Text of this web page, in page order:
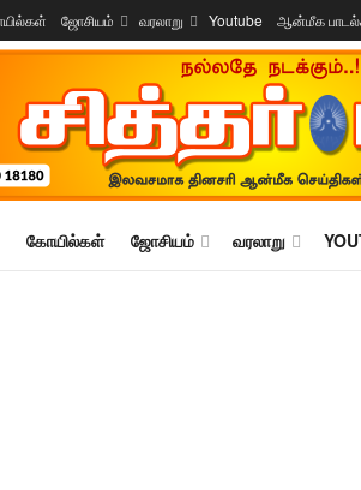
ஜோசியம் வரலாறு Youtube ஆன்மீக
கோயில்கள் ஜோசியம் வரலாறு